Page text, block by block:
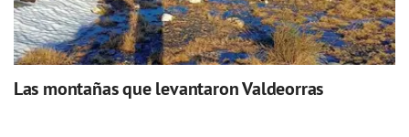
Las montañas que levantaron Valdeorras